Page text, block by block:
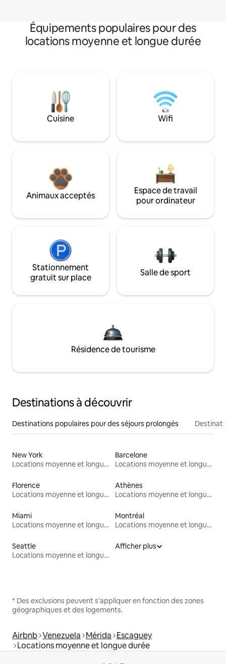
Équipements populaires pour des
locations moyenne et longue durée
Cuisine Wifi
Animaux acceptés
Espace de travail
pour ordinateur
Stationnement
gratuit sur place
Salle de sport
Résidence de tourisme
Destinations à découvrir
Destinations populaires pour des séjours prolongés
New York
Locations moyenne et longue durée
Barcelone
Locations moyenne et longue durée
Florence
Locations moyenne et longue durée
Athènes
Locations moyenne et longue durée
Miami
Locations moyenne et longue durée
Montréal
Locations moyenne et longue durée
Seattle
Locations moyenne et longue durée
Afficher plus
* Des exclusions peuvent s'appliquer en fonction des zones
géographiques et des logements.
Airbnb Venezuela Mérida Escaguey
Locations moyenne et longue durée